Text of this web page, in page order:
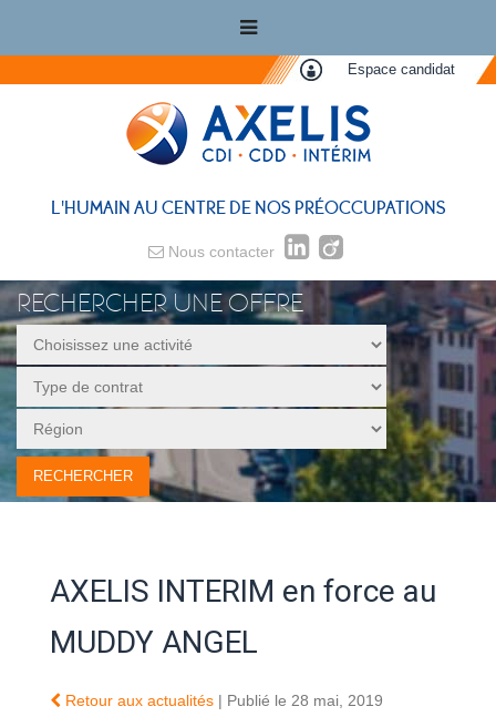
Espace candidat
L'HUMAIN AU CENTRE DE NOS PRÉOCCUPATIONS
Nous contacter
RECHERCHER UNE OFFRE
AXELIS INTERIM en force au
MUDDY ANGEL
Retour aux actualités | Publié le 28 mai, 2019